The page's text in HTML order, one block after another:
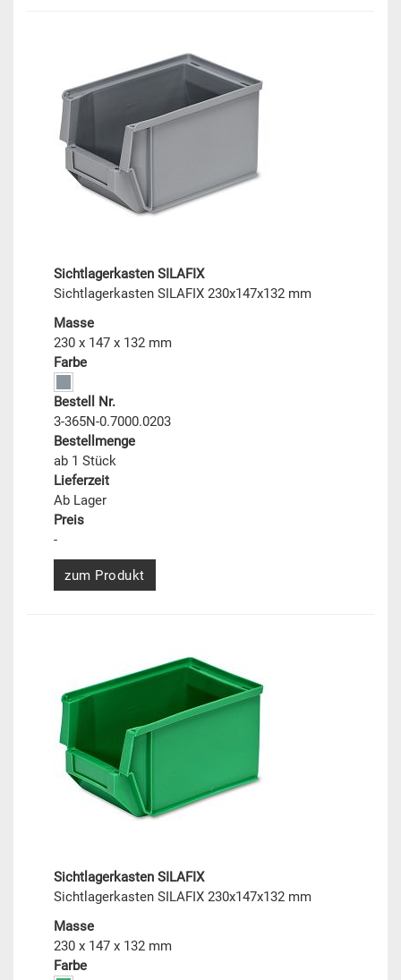
Sichtlagerkasten SILAFIX
Sichtlagerkasten SILAFIX 230x147x132 mm
Masse
230 x 147 x 132 mm
Farbe
Bestell Nr.
3-365N-0.7000.0203
Bestellmenge
ab 1 Stück
Lieferzeit
Ab Lager
Preis
-
zum Produkt
Sichtlagerkasten SILAFIX
Sichtlagerkasten SILAFIX 230x147x132 mm
Masse
230 x 147 x 132 mm
Farbe